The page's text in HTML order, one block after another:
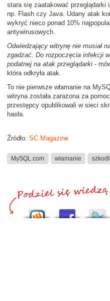
stara się zaatakować przeglądarki
np. Flash czy Java. Udany atak
wykryć nieco ponad 10%
antywirusowych.
Odwiedzający witrynę nie musiał
zgadzać. Do rozpoczęcia infekcji
podatnej na atak przeglądarki -
która odkryła atak.
To nie pierwsze włamanie na
witryna została zarażona za
przestępcy opublikowali w sieci
hasła.
Źródło: SC Magazine
MySQL.com włamanie